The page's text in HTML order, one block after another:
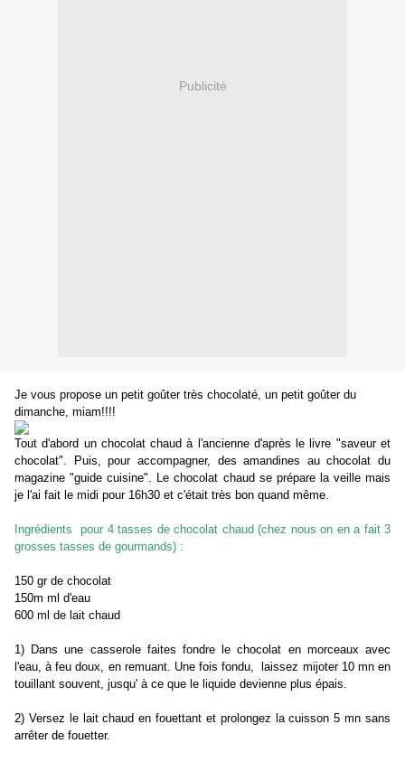
Publicité
Je vous propose un petit goûter très chocolaté, un petit goûter du
dimanche, miam!!!!
Tout d'abord un chocolat chaud à l'ancienne d'après le livre "saveur et
chocolat". Puis, pour accompagner, des amandines au chocolat du
magazine "guide cuisine". Le chocolat chaud se prépare la veille mais
je l'ai fait le midi pour 16h30 et c'était très bon quand même.
Ingrédients pour 4 tasses de chocolat chaud (chez nous on en a fait 3
grosses tasses de gourmands) :
150 gr de chocolat
150m ml d'eau
600 ml de lait chaud
1) Dans une casserole faites fondre le chocolat en morceaux avec
l'eau, à feu doux, en remuant. Une fois fondu, laissez mijoter 10 mn en
touillant souvent, jusqu' à ce que le liquide devienne plus épais.
2) Versez le lait chaud en fouettant et prolongez la cuisson 5 mn sans
arrêter de fouetter.